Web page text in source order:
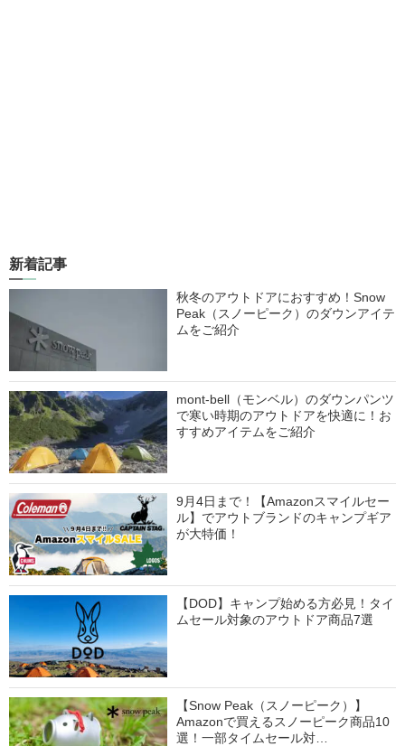
新着記事
秋冬のアウトドアにおすすめ！Snow
Peak（スノーピーク）のダウンアイテ
ムをご紹介
mont-bell（モンベル）のダウンパンツ
で寒い時期のアウトドアを快適に！お
すすめアイテムをご紹介
9月4日まで！【Amazonスマイルセー
ル】でアウトブランドのキャンプギア
が大特価！
【DOD】キャンプ始める方必見！タイ
ムセール対象のアウトドア商品7選
【Snow Peak（スノーピーク）】
Amazonで買えるスノーピーク商品10
選！一部タイムセール対…